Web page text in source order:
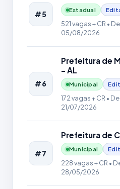
#5 Estadual
521 vagas + CR •
05/08/2026
#6
Prefeitura de
- AL
Municipal
172 vagas + CR •
21/07/2026
#7
Prefeitura de
Municipal
228 vagas + CR •
28/05/2026